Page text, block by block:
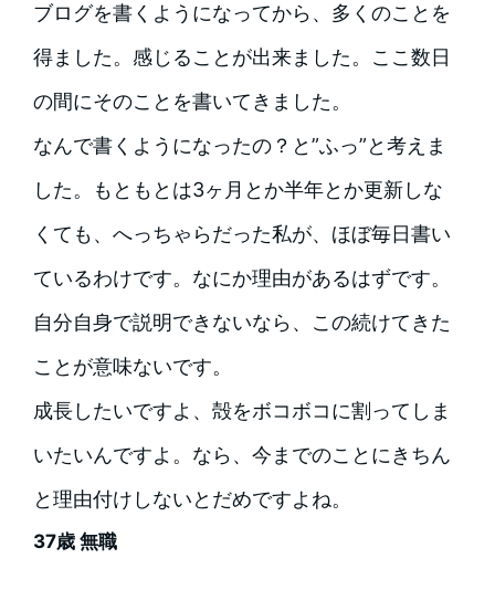
ブログを書くようになってから、多くのことを
得ました。感じることが出来ました。ここ数日
の間にそのことを書いてきました。
なんで書くようになったの？と”ふっ”と考えま
した。もともとは3ヶ月とか半年とか更新しな
くても、へっちゃらだった私が、ほぼ毎日書い
ているわけです。なにか理由があるはずです。
自分自身で説明できないなら、この続けてきた
ことが意味ないです。
成長したいですよ、殻をボコボコに割ってしま
いたいんですよ。なら、今までのことにきちん
と理由付けしないとだめですよね。
37歳 無職